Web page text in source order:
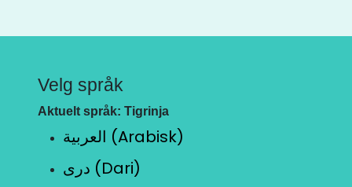
Velg språk
Aktuelt språk: Tigrinja
العربية (Arabisk)
دری (Dari)